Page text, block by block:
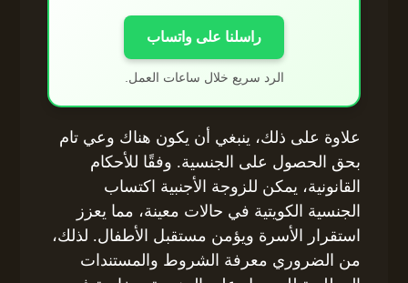
راسلنا على واتساب
الرد سريع خلال ساعات العمل.
علاوة على ذلك، ينبغي أن يكون هناك وعي تام
بحق الحصول على الجنسية. وفقًا للأحكام
القانونية، يمكن للزوجة الأجنبية اكتساب
الجنسية الكويتية في حالات معينة، مما يعزز
استقرار الأسرة ويؤمن مستقبل الأطفال. لذلك،
من الضروري معرفة الشروط والمستندات